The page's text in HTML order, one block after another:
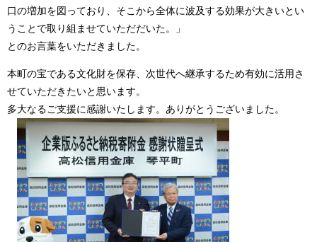
口の増加を図っており、そこから全体に波及する効果が大きいとい
うことで取り組ませていただだいた。」
とのお言葉をいただきました。
本町の宝である文化財を保存、次世代へ継承するため有効に活用さ
せていただきたいと思います。
多大なるご支援に感謝いたします。ありがとうございました。